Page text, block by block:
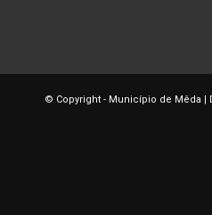
© Copyright - Município de Mêda |